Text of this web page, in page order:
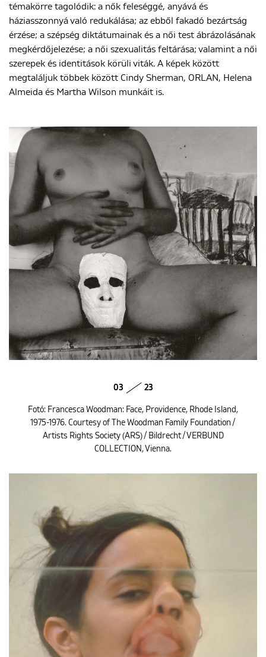
témakörre tagolódik: a nők feleséggé, anyává és
háziasszonnyá való redukálása; az ebből fakadó bezártság
érzése; a szépség diktátumainak és a női test ábrázolásának
megkérdőjelezése; a női szexualitás feltárása; valamint a női
szerepek és identitások körüli viták. A képek között
megtaláljuk többek között Cindy Sherman, ORLAN, Helena
Almeida és Martha Wilson munkáit is.
03 23
Fotó: Francesca Woodman: Face, Providence, Rhode Island,
1975-1976. Courtesy of The Woodman Family Foundation /
Artists Rights Society (ARS) / Bildrecht / VERBUND
COLLECTION, Vienna.